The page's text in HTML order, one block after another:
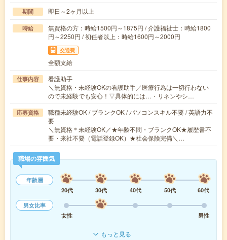
期間 即日～2ヶ月以上
時給
無資格の方：時給1500円～1875円 / 介護福祉士：時給1800
円～2250円 / 初任者以上：時給1600円～2000円
交通費
全額支給
仕事内容
看護助手
＼無資格・未経験OKの看護助手／医療行為は一切行わない
ので未経験でも安心！▽具体的には…・リネンやシ…
応募資格
職種未経験OK / ブランクOK / パソコンスキル不要 / 英語力不
要
＼無資格＊未経験OK／★年齢不問・ブランクOK★履歴書不
要・来社不要（電話登録OK）★社会保険完備＼…
職場の雰囲気
年齢層
20代
30代 40代 50代
60代
男女比率
女性
男性
もっと見る